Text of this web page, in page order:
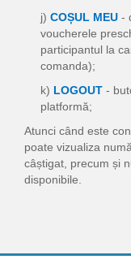
j) COȘUL MEU -
voucherele
participantul la
comanda);
k) LOGOUT -
platformă;
Atunci când este
poate vizualiza
câștigat, precum și
disponibile.